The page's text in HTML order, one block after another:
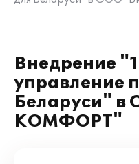
Внедрение
управление
Беларуси"
КОМФОРТ"